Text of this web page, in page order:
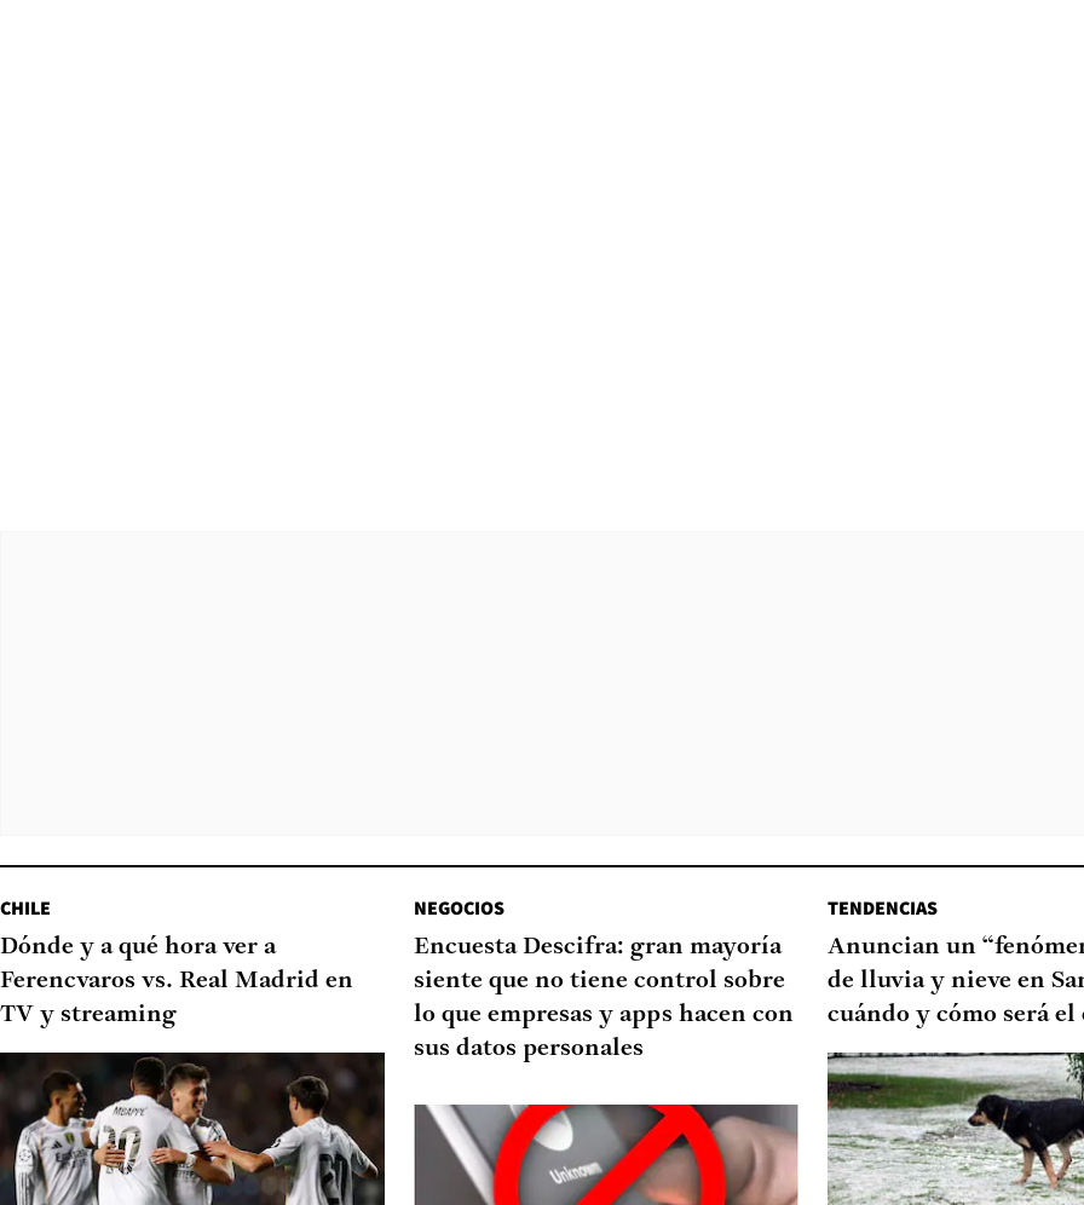
CHILE
Dónde y a qué hora ver a
Ferencvaros vs. Real Madrid en
TV y streaming
NEGOCIOS
Encuesta Descifra: gran mayoría
siente que no tiene control sobre
lo que empresas y apps hacen con
sus datos personales
TENDENCIAS
Anuncian un
de lluvia y nieve en
cuándo y cómo será el